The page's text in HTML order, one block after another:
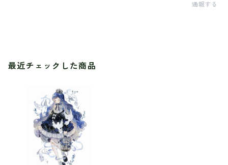
通報する
最近チェックした商品